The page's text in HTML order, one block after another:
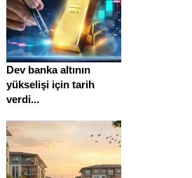
Dev banka altının
yükselişi için tarih
verdi...